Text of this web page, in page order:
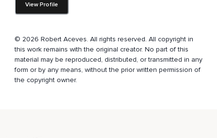
mundo en ese momento.
Así que trabajé duro durante muchos años para lograrlo.
Y finalmente llegué a Japón.
En un monasterio y comencé mi entrenamiento con ese
View Profile
© 2026 Robert Aceves. All rights reserved. All copyright in
this work remains with the original creator. No part of this
material may be reproduced, distributed, or transmitted in any
form or by any means, without the prior written permission of
the copyright owner.